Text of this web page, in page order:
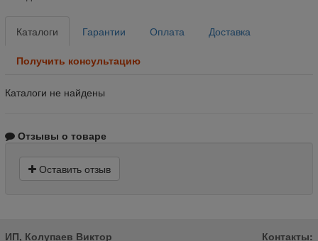
Каталоги Гарантии Оплата Доставка
Получить консультацию
Каталоги не найдены
Отзывы о товаре
Оставить отзыв
ИП, Колупаев Виктор Контакты: